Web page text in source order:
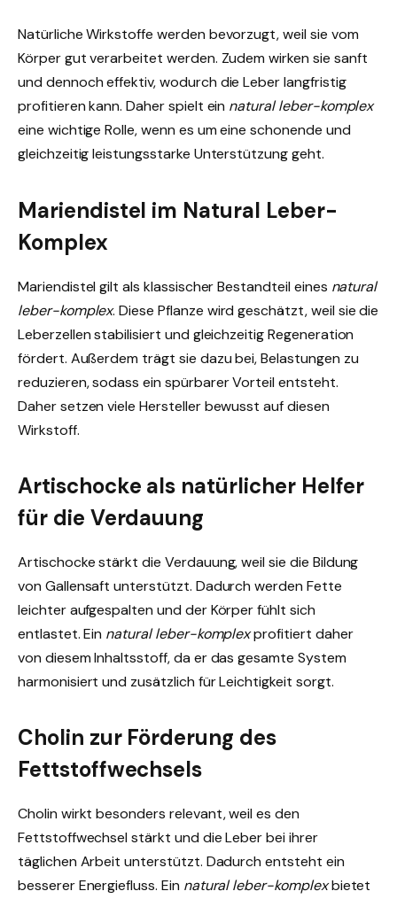
Natürliche Wirkstoffe werden bevorzugt, weil sie vom
Körper gut verarbeitet werden. Zudem wirken sie sanft
und dennoch effektiv, wodurch die Leber langfristig
profitieren kann. Daher spielt ein natural leber-komplex
eine wichtige Rolle, wenn es um eine schonende und
gleichzeitig leistungsstarke Unterstützung geht.
Mariendistel im Natural Leber-
Komplex
Mariendistel gilt als klassischer Bestandteil eines natural
leber-komplex. Diese Pflanze wird geschätzt, weil sie die
Leberzellen stabilisiert und gleichzeitig Regeneration
fördert. Außerdem trägt sie dazu bei, Belastungen zu
reduzieren, sodass ein spürbarer Vorteil entsteht.
Daher setzen viele Hersteller bewusst auf diesen
Wirkstoff.
Artischocke als natürlicher Helfer
für die Verdauung
Artischocke stärkt die Verdauung, weil sie die Bildung
von Gallensaft unterstützt. Dadurch werden Fette
leichter aufgespalten und der Körper fühlt sich
entlastet. Ein natural leber-komplexprofitiert daher
von diesem Inhaltsstoff, da er das gesamte System
harmonisiert und zusätzlich für Leichtigkeit sorgt.
Cholin zur Förderung des
Fettstoffwechsels
Cholin wirkt besonders relevant, weil es den
Fettstoffwechsel stärkt und die Leber bei ihrer
täglichen Arbeit unterstützt. Dadurch entsteht ein
besserer Energiefluss. Ein natural leber-komplexbietet